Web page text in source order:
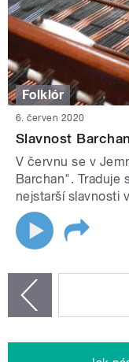
Folklór
6. červen 2020
Slavnost Barchan
V červnu se v
Barchan". Traduje
nejstarší slavnosti